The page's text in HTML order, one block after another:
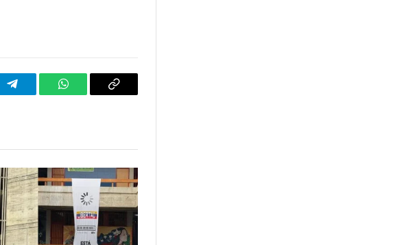
TelegramWhatsAppCopiar